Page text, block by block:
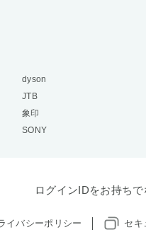
dyson
JTB
象印
SONY
ログインIDをお持ち
イバシーポリシー セキ